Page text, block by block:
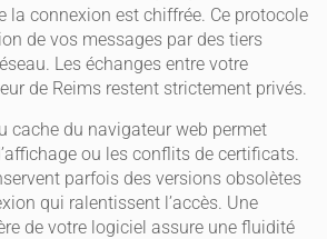
la connexion est chiffrée. Ce protocole
de vos messages par des tiers
Les échanges entre votre
de Reims restent strictement privés.
cache du navigateur web permet
ou les conflits de certificats.
parfois des versions obsolètes
qui ralentissent l’accès. Une
de votre logiciel assure une fluidité